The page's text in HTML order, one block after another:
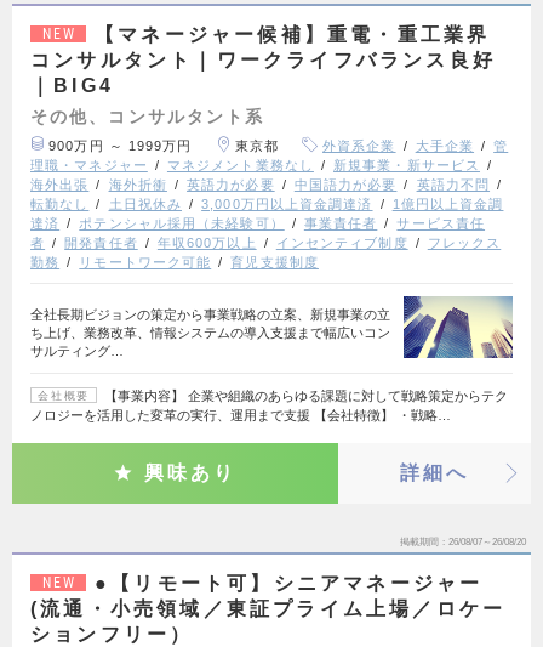
NEW
【マネージャー候補】重電・重工業界
コンサルタント｜ワークライフバランス良好
｜BIG4
その他、コンサルタント系
900万円 ～ 1999万円 東京都 外資系企業 大手企業
管
理職・マネジャー
マネジメント業務なし
新規事業・新サービス
海外出張
海外折衝 英語力が必要 中国語力が必要
英語力不問
転勤なし
土日祝休み 3,000万円以上資金調達済
1億円以上資金調
達済
ポテンシャル採用（未経験可） 事業責任者
サービス責任
者
開発責任者 年収600万以上 インセンティブ制度
フレックス
勤務
リモートワーク可能 育児支援制度
全社長期ビジョンの策定から事業戦略の立案、新規事業の立
ち上げ、業務改革、情報システムの導入支援まで幅広いコン
サルティング…
会社概要
【事業内容】 企業や組織のあらゆる課題に対して戦略策定からテク
ノロジーを活用した変革の実行、運用まで支援 【会社特徴】 ・戦略…
興味あり 詳細へ
掲載期間 26/08/07～26/08/20
NEW
●【リモート可】シニアマネージャー
(流通・小売領域／東証プライム上場／ロケー
ションフリー）